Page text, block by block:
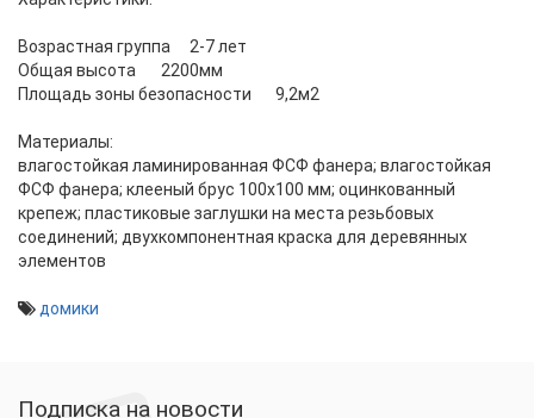
Возрастная группа
2-7 лет
Общая высота
2200мм
Площадь зоны безопасности
9,2м2
Материалы:
влагостойкая ламинированная ФСФ фанера; влагостойкая
ФСФ фанера; клееный брус 100х100 мм; оцинкованный
крепеж; пластиковые заглушки на места резьбовых
соединений; двухкомпонентная краска для деревянных
элементов
домики
Подписка на новости